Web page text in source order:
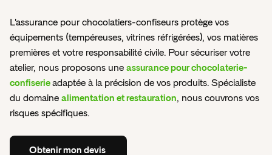
Contactez nos équipes
Art, Culture et Évènements
Beauté, Bien-Être et Sport
Commerces de détail
Conseil et Services
RC Pro et Exploitation
Protection Juridique Professionnelle
Nos assurances pour consultants
Comparatif RC Pro 2026
RC Pro ou Multirisque Professionnelle ?
Consultants, ce que vous devez savoir
VTC, le guide complet
Tous nos articles de blog
L'assurance pour chocolatiers-confiseurs protège vos
équipements (tempéreuses, vitrines réfrigérées), vos matières
premières et votre responsabilité civile. Pour sécuriser votre
atelier, nous proposons une assurance pour chocolaterie-
confiserieadaptée à la précision de vos produits. Spécialiste
du domaine alimentation et restauration, nous couvrons vos
risques spécifiques.
Obtenirmon devis